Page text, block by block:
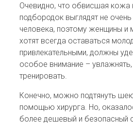
Очевидно, что обвисшая кожа
подбородок выглядят не
человека, поэтому женщины и
хотят всегда оставаться
привлекательными, должны
особое внимание – увлажнять,
тренировать.
Конечно, можно подтянуть
помощью хирурга. Но,
более дешевый и безопасный